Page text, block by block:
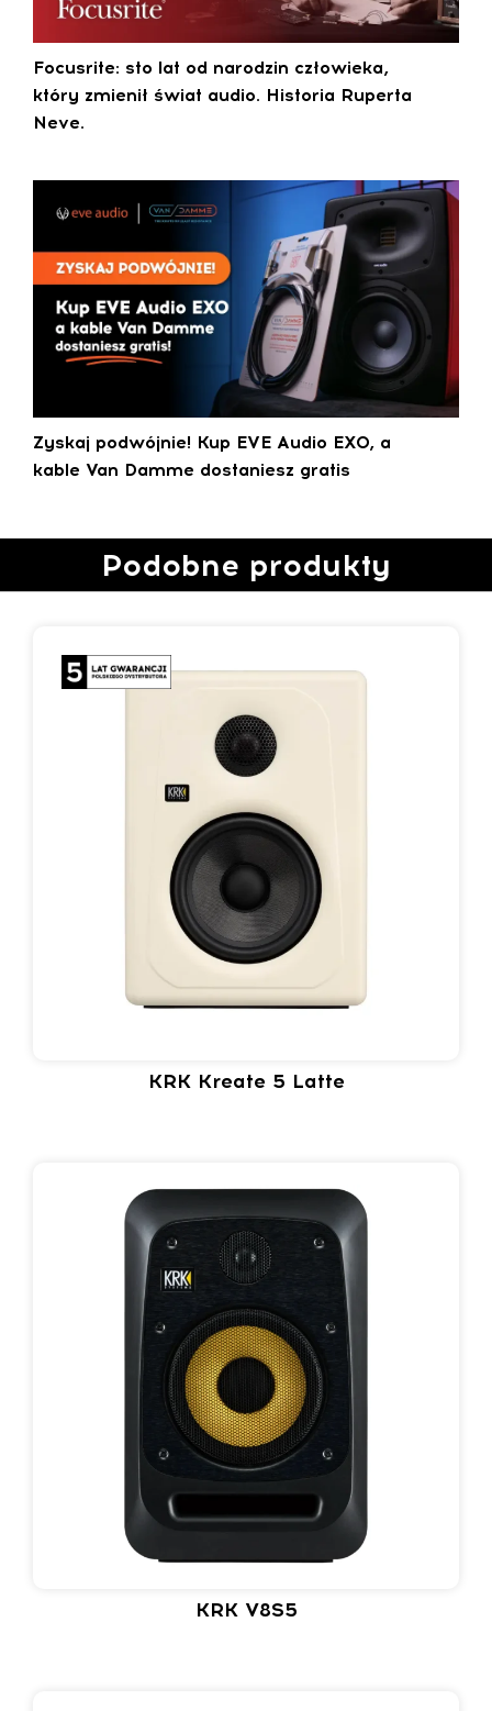
Focusrite: sto lat od narodzin człowieka,
który zmienił świat audio. Historia Ruperta
Neve.
Zyskaj podwójnie! Kup EVE Audio EXO, a
kable Van Damme dostaniesz gratis
Podobne produkty
KRK Kreate 5 Latte
KRK V8S5​